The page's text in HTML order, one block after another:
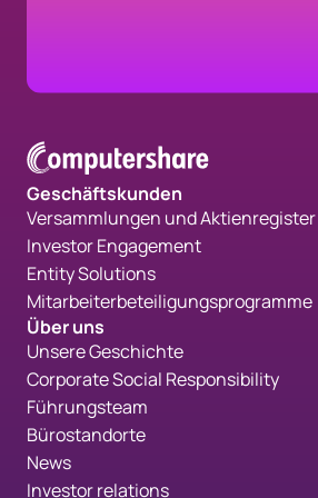
Geschäftskunden
Versammlungen und Aktienregister
Investor Engagement
Entity Solutions
Mitarbeiterbeteiligungsprogramme
Über uns
Unsere Geschichte
Corporate Social Responsibility
Führungsteam
Bürostandorte
News
Investor relations